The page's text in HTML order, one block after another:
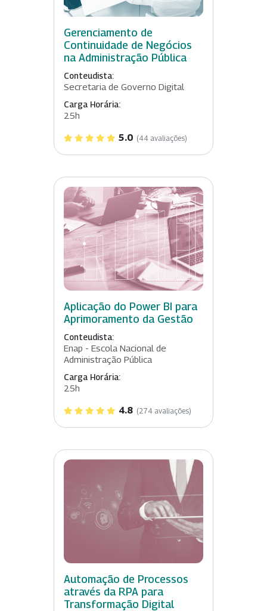
Gerenciamento de
Continuidade de Negócios
na Administração Pública
Conteudista:
Secretaria de Governo Digital
Carga Horária:
25h
5.0 (44 avaliações)
Aplicação do Power BI para
Aprimoramento da Gestão
Conteudista:
Enap - Escola Nacional de
Administração Pública
Carga Horária:
25h
4.8 (274 avaliações)
Automação de Processos
através da RPA para
Transformação Digital